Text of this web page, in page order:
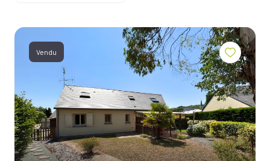
BIENS À
LOCATION
ESTIMEZ
VOTRE
BIEN
Vendu